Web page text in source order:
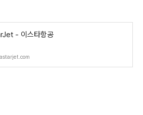
- 이스타항공